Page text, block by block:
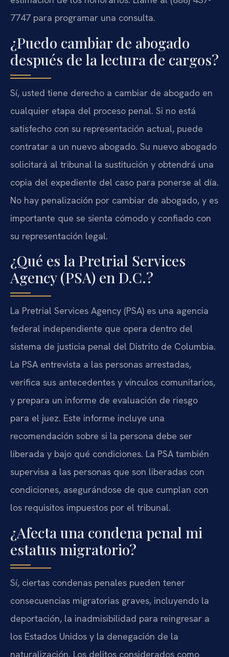
7747 para programar una consulta.
¿Puedo cambiar de abogado
después de la lectura de cargos?
Sí, usted tiene derecho a cambiar de abogado en
cualquier etapa del proceso penal. Si no está
satisfecho con su representación actual, puede
contratar a un nuevo abogado. Su nuevo abogado
solicitará al tribunal la sustitución y obtendrá una
copia del expediente del caso para ponerse al día.
No hay penalización por cambiar de abogado, y es
importante que se sienta cómodo y confiado con
su representación legal.
¿Qué es la Pretrial Services
Agency (PSA) en D.C.?
La Pretrial Services Agency (PSA) es una agencia
federal independiente que opera dentro del
sistema de justicia penal del Distrito de Columbia.
La PSA entrevista a las personas arrestadas,
verifica sus antecedentes y vínculos comunitarios,
y prepara un informe de evaluación de riesgo
para el juez. Este informe incluye una
recomendación sobre si la persona debe ser
liberada y bajo qué condiciones. La PSA también
supervisa a las personas que son liberadas con
condiciones, asegurándose de que cumplan con
los requisitos impuestos por el tribunal.
¿Afecta una condena penal mi
estatus migratorio?
Sí, ciertas condenas penales pueden tener
consecuencias migratorias graves, incluyendo la
deportación, la inadmisibilidad para reingresar a
los Estados Unidos y la denegación de la
naturalización. Los delitos considerados como